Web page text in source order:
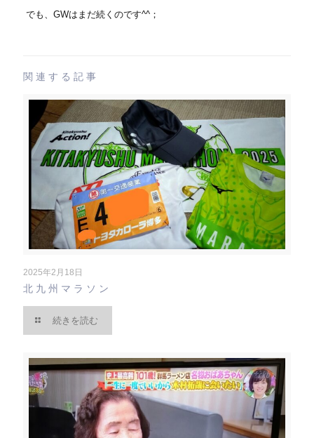
でも、GWはまだ続くのです^^；
関連する記事
2025年2月18日
北九州マラソン
続きを読む